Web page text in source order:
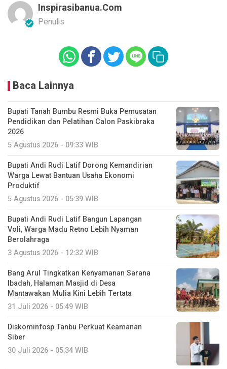
Inspirasibanua.com
Penulis
Baca Lainnya
Bupati Tanah Bumbu Resmi Buka Pemusatan
Pendidikan dan Pelatihan Calon Paskibraka
2026
5 Agustus 2026 - 09:33 WIB
Bupati Andi Rudi Latif Dorong Kemandirian
Warga Lewat Bantuan Usaha Ekonomi
Produktif
5 Agustus 2026 - 05:39 WIB
Bupati Andi Rudi Latif Bangun Lapangan
Voli, Warga Madu Retno Lebih Nyaman
Berolahraga
3 Agustus 2026 - 12:32 WIB
Bang Arul Tingkatkan Kenyamanan Sarana
Ibadah, Halaman Masjid di Desa
Mantawakan Mulia Kini Lebih Tertata
31 Juli 2026 - 05:49 WIB
Diskominfosp Tanbu Perkuat Keamanan
Siber
30 Juli 2026 - 05:34 WIB